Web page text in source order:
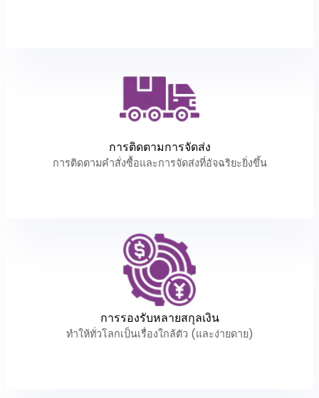
การติดตามการจัดส่ง
การติดตามคำสั่งซื้อและการจัดส่งที่อัจฉริยะยิ่งขึ้น
การรองรับหลายสกุลเงิน
ทำให้ทั่วโลกเป็นเรื่องใกล้ตัว (และง่ายดาย)